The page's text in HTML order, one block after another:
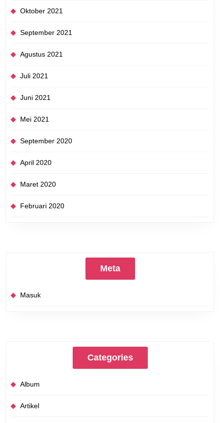
Oktober 2021
September 2021
Agustus 2021
Juli 2021
Juni 2021
Mei 2021
September 2020
April 2020
Maret 2020
Februari 2020
Meta
Masuk
Categories
Album
Artikel